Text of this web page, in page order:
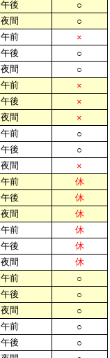
午後
○
夜間
○
午前
×
午後
○
夜間
○
午前
×
午後
×
夜間
×
午前
○
午後
○
夜間
×
午前
休
午後
休
夜間
休
午前
休
午後
休
夜間
休
午前
○
午後
○
夜間
○
午前
○
午後
○